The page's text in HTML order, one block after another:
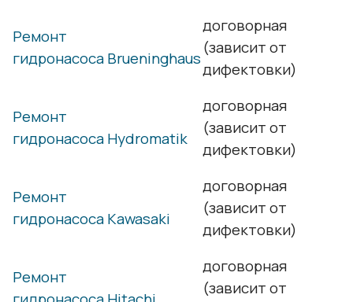
Ремонт
гидронасоса Brueninghaus
договорная
(зависит от
дифектовки)
Ремонт
гидронасоса Hydromatik
договорная
(зависит от
дифектовки)
Ремонт
гидронасоса Kawasaki
договорная
(зависит от
дифектовки)
Ремонт
договорная
(зависит от